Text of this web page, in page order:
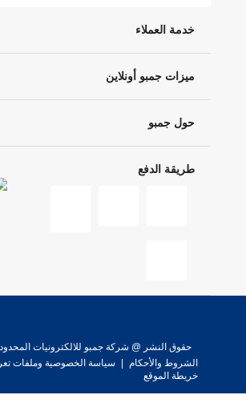
خدمة العملاء
ميزات جمبو أونلاين
حول جمبو
طريقة الدفع
حقوق النشر @ شركة جمبو للالكترونيات المحدودة
الشروط والأحكام
سياسة الخصوصية وملفات
خريطة الموقع